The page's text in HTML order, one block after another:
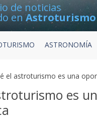
de noticias
enAstroturismo
ASTRONOMÍA
el astroturismo es una
es